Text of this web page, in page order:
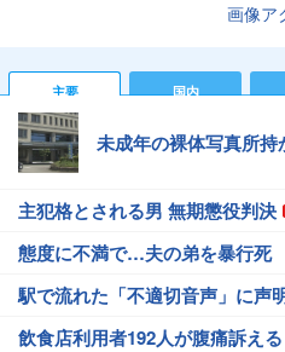
画像ア
主要 国内
未成年の裸体写真所持
主犯格とされる男 無期懲役判決
態度に不満で…夫の弟を暴行死
駅で流れた「不適切音声」に声
飲食店利用者192人が腹痛訴える